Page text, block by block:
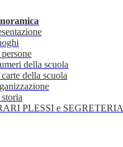
della scuola
della scuola
PLESSI e SEGRETERIA